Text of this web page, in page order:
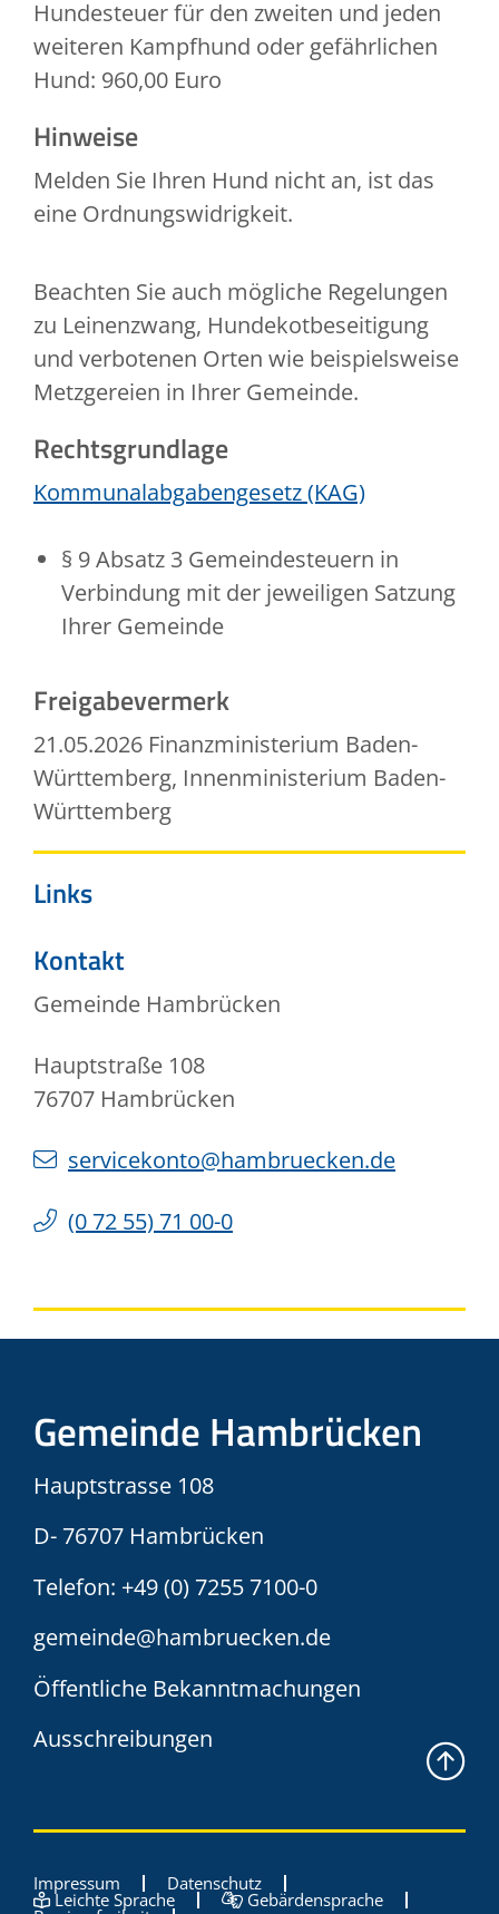
Hundesteuer für den zweiten und jeden
weiteren Kampfhund oder gefährlichen
Hund: 960,00 Euro
Hinweise
Melden Sie Ihren Hund nicht an, ist das
eine Ordnungswidrigkeit.
Beachten Sie auch mögliche Regelungen
zu Leinenzwang, Hundekotbeseitigung
und verbotenen Orten wie beispielsweise
Metzgereien in Ihrer Gemeinde.
Rechtsgrundlage
Kommunalabgabengesetz (KAG)
§ 9 Absatz 3 Gemeindesteuern in
Verbindung mit der jeweiligen Satzung
Ihrer Gemeinde
Freigabevermerk
21.05.2026 Finanzministerium Baden-
Württemberg, Innenministerium Baden-
Württemberg
Links
Kontakt
Gemeinde Hambrücken
Hauptstraße 108
76707 Hambrücken
servicekonto@hambruecken.de
(072 55) 71 00-0
Gemeinde Hambrücken
Hauptstrasse 108
D- 76707 Hambrücken
Telefon: +49 (0) 7255 7100-0
gemeinde@hambruecken.de
Öffentliche Bekanntmachungen
Ausschreibungen
Impressum Datenschutz
Leichte Sprache Gebärdensprache